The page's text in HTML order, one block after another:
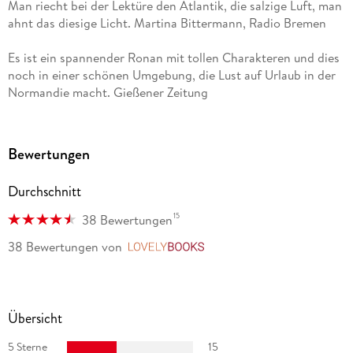
Man riecht bei der Lektüre den Atlantik, die salzige Luft, man
ahnt das diesige Licht. Martina Bittermann, Radio Bremen
Es ist ein spannender Ronan mit tollen Charakteren und dies
noch in einer schönen Umgebung, die Lust auf Urlaub in der
Normandie macht. Gießener Zeitung
Ein rasanter Plot mit überraschenden Wendungen in einer
Absolut empfehlenswerter Krimi! Marina Benazic, minas-
buecherwelt. de
konstruierter Spannungsbogen. Angelika Koch, booksection.
Bewertungen
Durchschnitt
38 Bewertungen15
38 Bewertungen von
Übersicht
5 Sterne
15